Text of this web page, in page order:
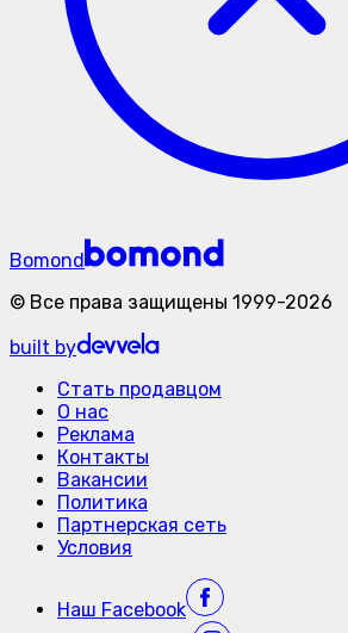
Bomond
© Все права защищены 1999-2026
built by
Стать продавцом
О нас
Реклама
Контакты
Вакансии
Политика
Партнерская сеть
Условия
Наш Facebook